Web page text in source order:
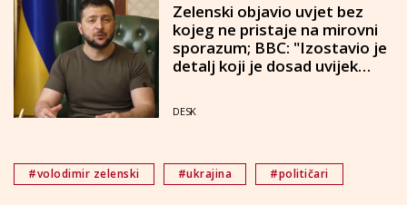
Zelenski objavio uvjet bez
kojeg ne pristaje na mirovni
sporazum; BBC: "Izostavio je
detalj koji je dosad uvijek
DESK
#volodimir zelenski #ukrajina #političari